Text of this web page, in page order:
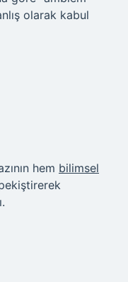
olarak kabul
hem bilimsel